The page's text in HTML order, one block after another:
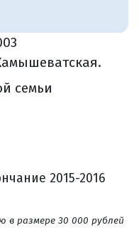
семьи
2015-2016
в размере 30 000 рублей